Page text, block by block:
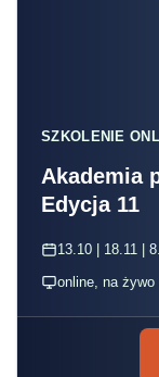
SZKOLENIE
Akademia
Edycja 11
13.10 | 18.11 |
online, na żywo